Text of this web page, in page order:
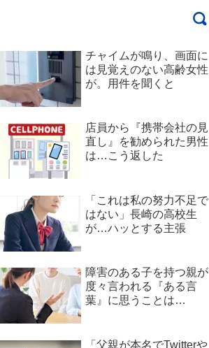
チャイムが鳴り、画面に
は見覚えのない高齢女性
が。用件を聞くと
店員から『携帯会社の見
直し』を勧められた男性
は…こう返した
「これは私の努力不足で
はない」長崎の高校生
が…ハッとする主張
障害のある子を持つ親が
度々言われる『ある言
葉』に思うことは…
「父親が本名でTwitterや